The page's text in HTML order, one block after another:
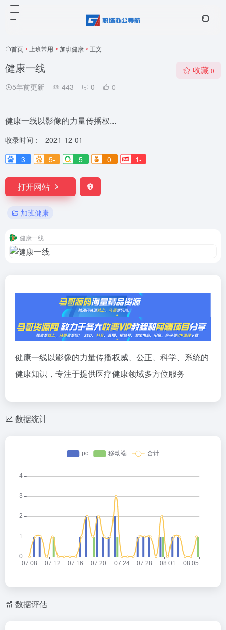
首页 • 上班常用 • 加班健康 • 正文
健康一线
5年前更新 443 0 0
收藏 0
健康一线以影像的力量传播权...
收录时间：
2021-12-01
3
5- 5 0 1-
打开网站
加班健康
健康一线
健康一线以影像的力量传播权威、公正、科学、系统的
健康知识，专注于提供医疗健康领域多方位服务
数据统计
数据评估